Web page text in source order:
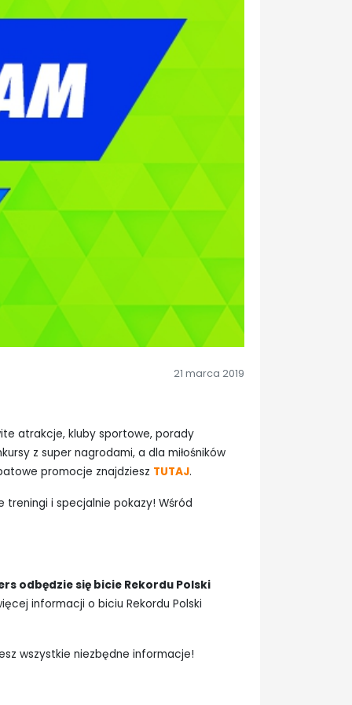
21 marca 2019
atrakcje, kluby sportowe, porady
z super nagrodami, a dla miłośników
promocje znajdziesz TUTAJ.
treningi i specjalnie pokazy! Wśród
odbędzie się bicie Rekordu Polski
informacji o biciu Rekordu Polski
wszystkie niezbędne informacje!